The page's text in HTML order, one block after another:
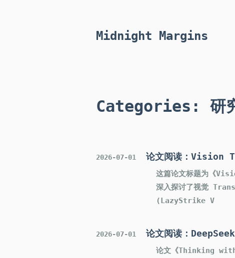
Midnight Margins
Categories : 研
2026-07-01 论文阅读：Vision
这篇论文标题为《
深入探讨了视觉
(LazyStrike V
2026-07-01 论文阅读：
论文《Thinking with